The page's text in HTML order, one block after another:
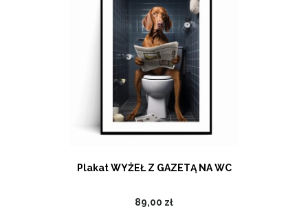
Plakat WYŻEŁ Z GAZETĄ NA WC
89,00 zł